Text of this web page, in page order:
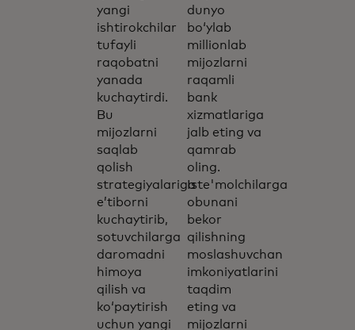
yangi
ishtirokchilar
tufayli
raqobatni
yanada
kuchaytirdi.
Bu
mijozlarni
saqlab
qolish
strategiyalariga
e’tiborni
kuchaytirib,
sotuvchilarga
daromadni
himoya
qilish va
ko‘paytirish
uchun yangi
dunyo
bo‘ylab
millionlab
mijozlarni
raqamli
bank
xizmatlariga
jalb eting va
qamrab
oling.
Iste'molchilarga
obunani
bekor
qilishning
moslashuvchan
imkoniyatlarini
taqdim
eting va
mijozlarni